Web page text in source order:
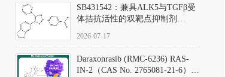
SB431542：兼具ALK5与TGFβ受
体拮抗活性的双靶点抑制剂
D801067）
2026-07-17
Daraxonrasib (RMC-6236) RAS-
IN-2（CAS No. 2765081-21-6）：